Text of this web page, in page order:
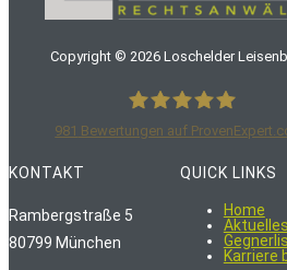
Copyright © 2026 Loschelder
981 Bewertungen auf
KONTAKT
Rambergstraße 5
80799 München
QUICK LINKS
Home
Aktuelles
Karriere